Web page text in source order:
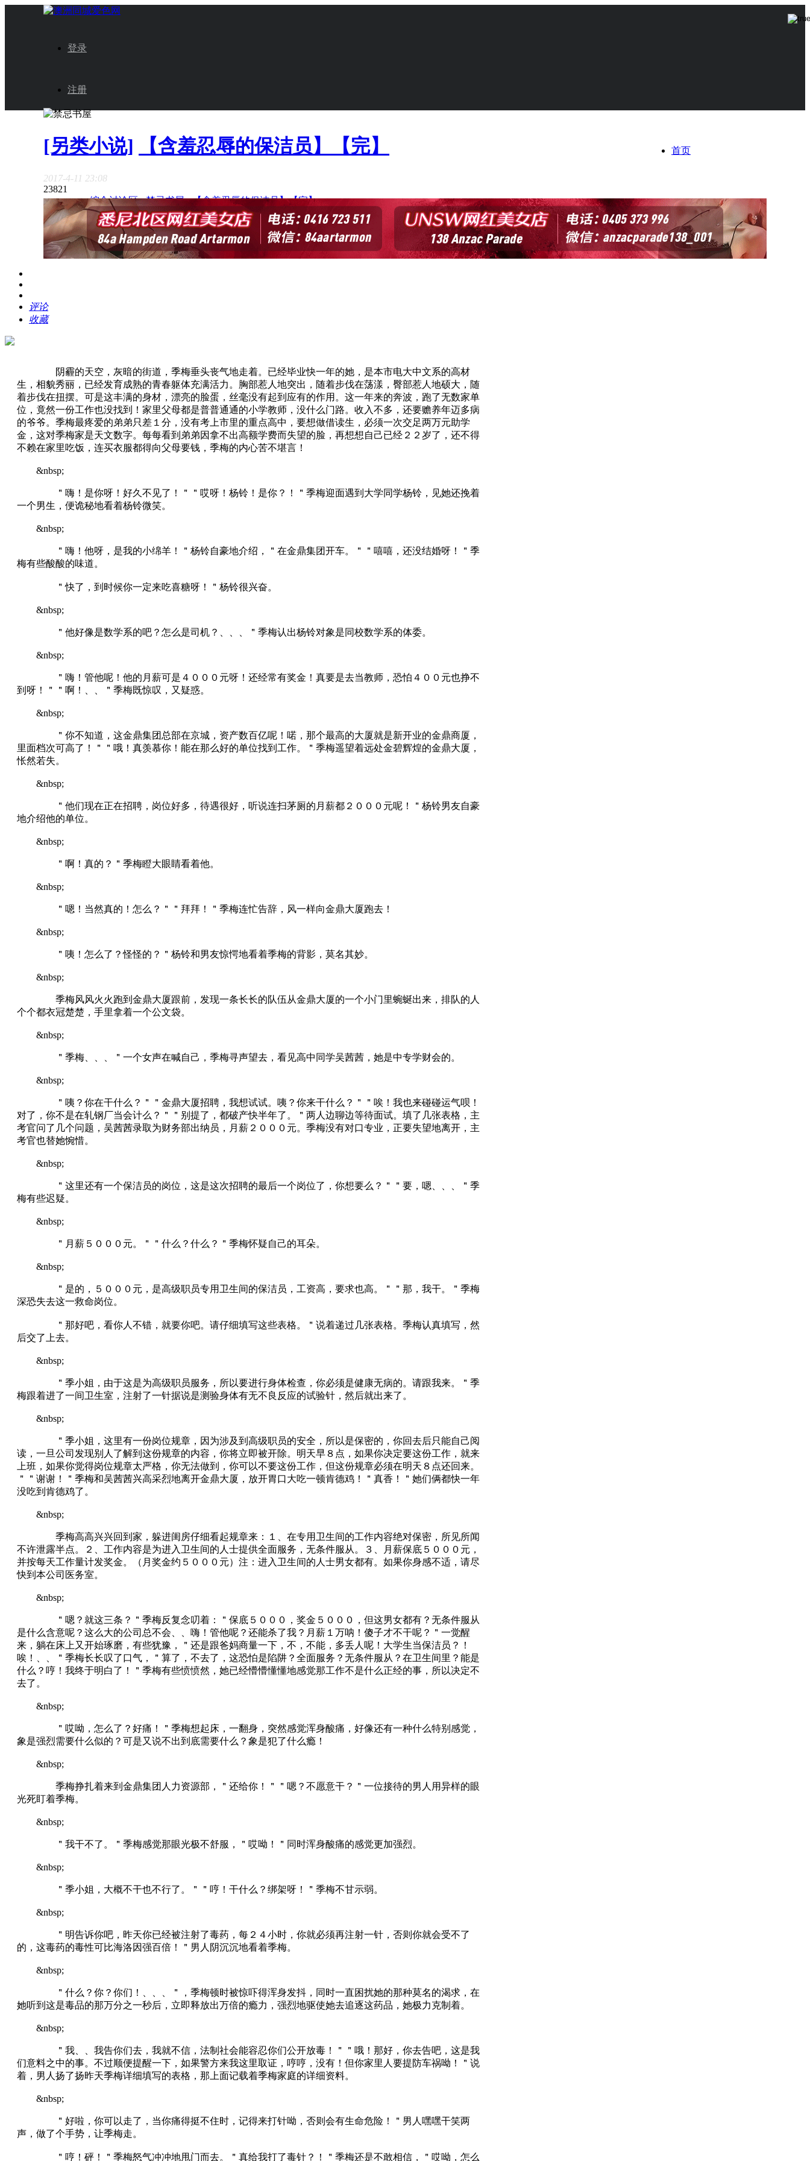
登录
注册
首页
美女套图
[另类小说] 【含羞忍辱的保洁员】【完】
2017-4-11 23:08
23821
论坛中心› 综合讨论区 › 禁忌书屋 › 【含羞忍辱的保洁员】【完】
订阅
评论
收藏
阴霾的天空，灰暗的街道，季梅垂头丧气地走着。已经毕业快一年的她，是本市电大中文系的高材
生，相貌秀丽，已经发育成熟的青春躯体充满活力。胸部惹人地突出，随着步伐在荡漾，臀部惹人地硕大，随
着步伐在扭摆。可是这丰满的身材，漂亮的脸蛋，丝毫没有起到应有的作用。这一年来的奔波，跑了无数家单
位，竟然一份工作也没找到！家里父母都是普普通通的小学教师，没什么门路。收入不多，还要赡养年迈多病
的爷爷。季梅最疼爱的弟弟只差１分，没有考上市里的重点高中，要想做借读生，必须一次交足两万元助学
金，这对季梅家是天文数字。每每看到弟弟因拿不出高额学费而失望的脸，再想想自己已经２２岁了，还不得
不赖在家里吃饭，连买衣服都得向父母要钱，季梅的内心苦不堪言！
&nbsp;
＂嗨！是你呀！好久不见了！＂＂哎呀！杨铃！是你？！＂季梅迎面遇到大学同学杨铃，见她还挽着
一个男生，便诡秘地看着杨铃微笑。
&nbsp;
＂嗨！他呀，是我的小绵羊！＂杨铃自豪地介绍，＂在金鼎集团开车。＂＂嘻嘻，还没结婚呀！＂季
梅有些酸酸的味道。
＂快了，到时候你一定来吃喜糖呀！＂杨铃很兴奋。
&nbsp;
＂他好像是数学系的吧？怎么是司机？、、、＂季梅认出杨铃对象是同校数学系的体委。
&nbsp;
＂嗨！管他呢！他的月薪可是４０００元呀！还经常有奖金！真要是去当教师，恐怕４００元也挣不
到呀！＂＂啊！、、＂季梅既惊叹，又疑惑。
&nbsp;
＂你不知道，这金鼎集团总部在京城，资产数百亿呢！喏，那个最高的大厦就是新开业的金鼎商厦，
里面档次可高了！＂＂哦！真羡慕你！能在那么好的单位找到工作。＂季梅遥望着远处金碧辉煌的金鼎大厦，
怅然若失。
&nbsp;
＂他们现在正在招聘，岗位好多，待遇很好，听说连扫茅厕的月薪都２０００元呢！＂杨铃男友自豪
地介绍他的单位。
&nbsp;
＂啊！真的？＂季梅瞪大眼睛看着他。
&nbsp;
＂嗯！当然真的！怎么？＂＂拜拜！＂季梅连忙告辞，风一样向金鼎大厦跑去！
&nbsp;
＂咦！怎么了？怪怪的？＂杨铃和男友惊愕地看着季梅的背影，莫名其妙。
&nbsp;
季梅风风火火跑到金鼎大厦跟前，发现一条长长的队伍从金鼎大厦的一个小门里蜿蜒出来，排队的人
个个都衣冠楚楚，手里拿着一个公文袋。
&nbsp;
＂季梅、、、＂一个女声在喊自己，季梅寻声望去，看见高中同学吴茜茜，她是中专学财会的。
&nbsp;
＂咦？你在干什么？＂＂金鼎大厦招聘，我想试试。咦？你来干什么？＂＂唉！我也来碰碰运气呗！
对了，你不是在轧钢厂当会计么？＂＂别提了，都破产快半年了。＂两人边聊边等待面试。填了几张表格，主
考官问了几个问题，吴茜茜录取为财务部出纳员，月薪２０００元。季梅没有对口专业，正要失望地离开，主
考官也替她惋惜。
&nbsp;
＂这里还有一个保洁员的岗位，这是这次招聘的最后一个岗位了，你想要么？＂＂要，嗯、、、＂季
梅有些迟疑。
&nbsp;
＂月薪５０００元。＂＂什么？什么？＂季梅怀疑自己的耳朵。
&nbsp;
＂是的，５０００元，是高级职员专用卫生间的保洁员，工资高，要求也高。＂＂那，我干。＂季梅
深恐失去这一救命岗位。
＂那好吧，看你人不错，就要你吧。请仔细填写这些表格。＂说着递过几张表格。季梅认真填写，然
后交了上去。
&nbsp;
＂季小姐，由于这是为高级职员服务，所以要进行身体检查，你必须是健康无病的。请跟我来。＂季
梅跟着进了一间卫生室，注射了一针据说是测验身体有无不良反应的试验针，然后就出来了。
&nbsp;
＂季小姐，这里有一份岗位规章，因为涉及到高级职员的安全，所以是保密的，你回去后只能自己阅
读，一旦公司发现别人了解到这份规章的内容，你将立即被开除。明天早８点，如果你决定要这份工作，就来
上班，如果你觉得岗位规章太严格，你无法做到，你可以不要这份工作，但这份规章必须在明天８点还回来。
＂＂谢谢！＂季梅和吴茜茜兴高采烈地离开金鼎大厦，放开胃口大吃一顿肯德鸡！＂真香！＂她们俩都快一年
没吃到肯德鸡了。
&nbsp;
季梅高高兴兴回到家，躲进闺房仔细看起规章来：１、在专用卫生间的工作内容绝对保密，所见所闻
不许泄露半点。２、工作内容是为进入卫生间的人士提供全面服务，无条件服从。３、月薪保底５０００元，
并按每天工作量计发奖金。（月奖金约５０００元）注：进入卫生间的人士男女都有。如果你身感不适，请尽
快到本公司医务室。
&nbsp;
＂嗯？就这三条？＂季梅反复念叨着：＂保底５０００，奖金５０００，但这男女都有？无条件服从
是什么含意呢？这么大的公司总不会、、嗨！管他呢？还能杀了我？月薪１万呐！傻子才不干呢？＂一觉醒
来，躺在床上又开始琢磨，有些犹豫，＂还是跟爸妈商量一下，不，不能，多丢人呢！大学生当保洁员？！
唉！、、＂季梅长长叹了口气，＂算了，不去了，这恐怕是陷阱？全面服务？无条件服从？在卫生间里？能是
什么？哼！我终于明白了！＂季梅有些愤愤然，她已经懵懵懂懂地感觉那工作不是什么正经的事，所以决定不
去了。
&nbsp;
＂哎呦，怎么了？好痛！＂季梅想起床，一翻身，突然感觉浑身酸痛，好像还有一种什么特别感觉，
象是强烈需要什么似的？可是又说不出到底需要什么？象是犯了什么瘾！
&nbsp;
季梅挣扎着来到金鼎集团人力资源部，＂还给你！＂＂嗯？不愿意干？＂一位接待的男人用异样的眼
光死盯着季梅。
&nbsp;
＂我干不了。＂季梅感觉那眼光极不舒服，＂哎呦！＂同时浑身酸痛的感觉更加强烈。
&nbsp;
＂季小姐，大概不干也不行了。＂＂哼！干什么？绑架呀！＂季梅不甘示弱。
&nbsp;
＂明告诉你吧，昨天你已经被注射了毒药，每２４小时，你就必须再注射一针，否则你就会受不了
的，这毒药的毒性可比海洛因强百倍！＂男人阴沉沉地看着季梅。
&nbsp;
＂什么？你？你们！、、、＂，季梅顿时被惊吓得浑身发抖，同时一直困扰她的那种莫名的渴求，在
她听到这是毒品的那万分之一秒后，立即释放出万倍的瘾力，强烈地驱使她去追逐这药品，她极力克制着。
&nbsp;
＂我、、我告你们去，我就不信，法制社会能容忍你们公开放毒！＂＂哦！那好，你去告吧，这是我
们意料之中的事。不过顺便提醒一下，如果警方来我这里取证，哼哼，没有！但你家里人要提防车祸呦！＂说
着，男人扬了扬昨天季梅详细填写的表格，那上面记载着季梅家庭的详细资料。
&nbsp;
＂好啦，你可以走了，当你痛得挺不住时，记得来打针呦，否则会有生命危险！＂男人嘿嘿干笑两
声，做了个手势，让季梅走。
＂哼！砰！＂季梅怒气冲冲地甩门而去。＂真给我打了毒针？！＂季梅还是不敢相信，＂哎呦，怎么